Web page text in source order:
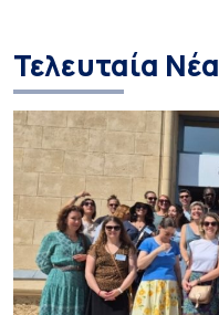
Τελευταία Νέα